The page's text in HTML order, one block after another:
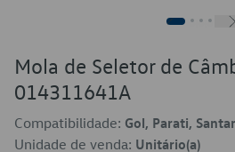
Mola de Seletor de
014311641A
Compatibilidade: Gol, Parati,
Unidade de venda: Unitário(a)